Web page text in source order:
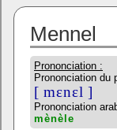
Mennel
Prononciation :
Prononciation du
[ mɛnɛl ]
Prononciation
mènèle